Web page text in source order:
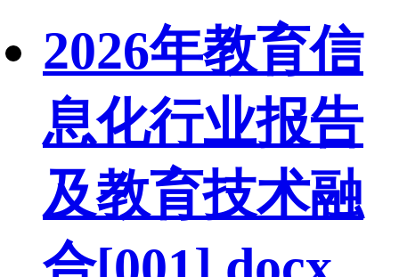
2026年教育信
息化行业报告
及教育技术融